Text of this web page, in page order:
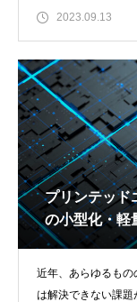
大きく樹脂と金属
2023.09.13
プリンテッド
の小型化・軽
近年、あらゆるも
は解決できない課題